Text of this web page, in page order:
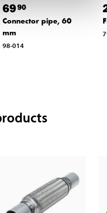
6990
Connector pipe, 60
mm
98-014